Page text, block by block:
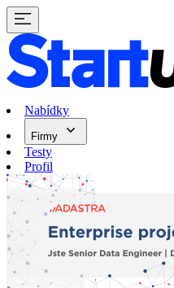
Nabídky
Firmy
Testy
Profil